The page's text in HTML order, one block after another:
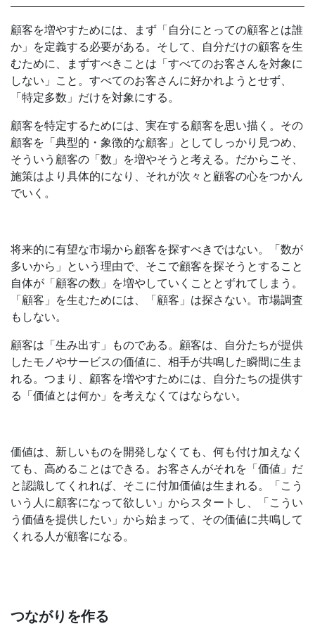
顧客を増やすためには、まず「自分にとっての顧客とは誰
か」を定義する必要がある。そして、自分だけの顧客を生
むために、まずすべきことは「すべてのお客さんを対象に
しない」こと。すべてのお客さんに好かれようとせず、
「特定多数」だけを対象にする。
顧客を特定するためには、実在する顧客を思い描く。その
顧客を「典型的・象徴的な顧客」としてしっかり見つめ、
そういう顧客の「数」を増やそうと考える。だからこそ、
施策はより具体的になり、それが次々と顧客の心をつかん
でいく。
将来的に有望な市場から顧客を探すべきではない。「数が
多いから」という理由で、そこで顧客を探そうとすること
自体が「顧客の数」を増やしていくこととずれてしまう。
「顧客」を生むためには、「顧客」は探さない。市場調査
もしない。
顧客は「生み出す」ものである。顧客は、自分たちが提供
したモノやサービスの価値に、相手が共鳴した瞬間に生ま
れる。つまり、顧客を増やすためには、自分たちの提供す
る「価値とは何か」を考えなくてはならない。
価値は、新しいものを開発しなくても、何も付け加えなく
ても、高めることはできる。お客さんがそれを「価値」だ
と認識してくれれば、そこに付加価値は生まれる。「こう
いう人に顧客になって欲しい」からスタートし、「こうい
う価値を提供したい」から始まって、その価値に共鳴して
くれる人が顧客になる。
つながりを作る